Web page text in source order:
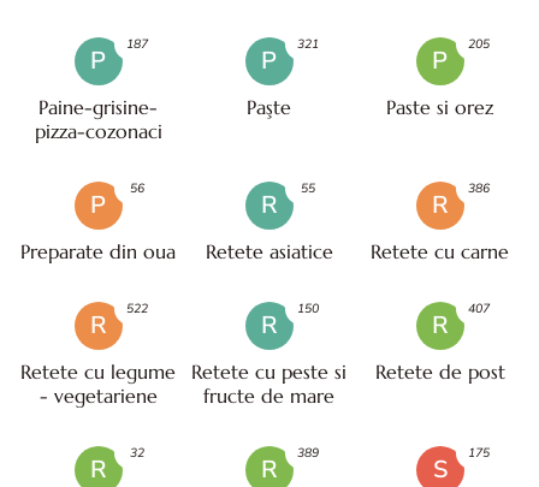
P
Paine-grisine-
pizza-cozonaci
187
P
Paşte
321
P
Paste si orez
205
P
Preparate din oua
56
R
Retete asiatice
55
R
Retete cu carne
386
R
Retete cu legume
- vegetariene
522
R
Retete cu peste si
fructe de mare
150
R
Retete de post
407
R
32
R
389
S
175